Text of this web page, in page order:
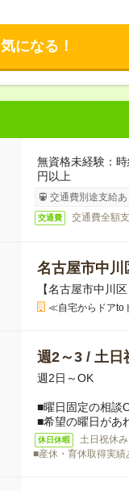
気になる！
無資格未経験：
円以上
交通費別途支給あ
交通費 交通費全額
名古屋市中川
【名古屋市中川
≪自宅からドアto
週2～3 / 土日
週2日～OK
■曜日固定の相談
■希望の曜日があ
休日休暇
土日祝休み
■産休・育休取得実績